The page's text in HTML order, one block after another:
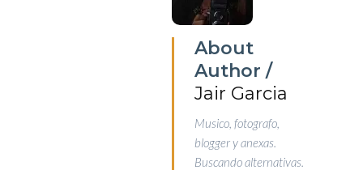
About
Author /
Jair Garcia
Musico, fotografo,
blogger y anexas.
Buscando alternativas.